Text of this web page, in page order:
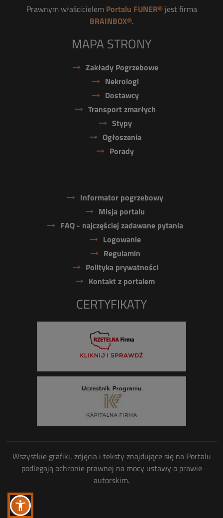
Prawnym właścicielem Portalu FUNER®jest firma
BRAINBOX®.
MAPA STRONY
Zakłady Pogrzebowe
Nekrologi
Dostawcy
Transport zmarłych
Stypy
Ogłoszenia
Porady
Informator pogrzebowy
Misja portalu
FAQ - najczęściej zadawane pytania
Logowanie
Regulamin
Polityka prywatności
Kontakt z portalem
CERTYFIKATY
Wszystkie grafiki, zdjęcia i teksty znajdujące się na Portalu
podlegają ochronie prawnej na mocy ustawy o prawie
autorskim.